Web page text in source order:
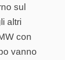
sul
altri
con
vanno